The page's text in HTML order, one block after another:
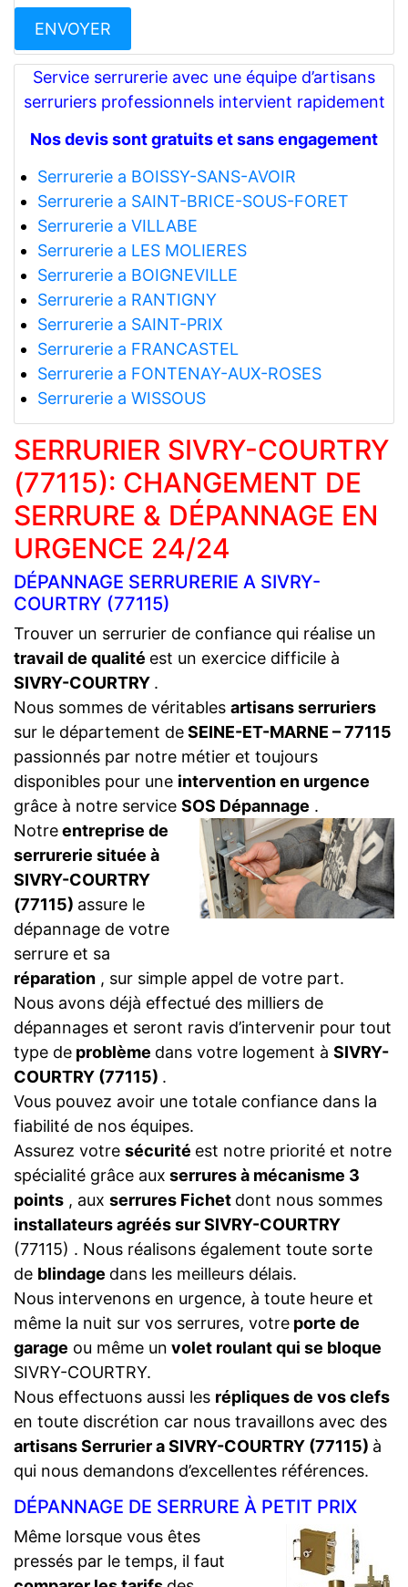
Service serrurerie avec une équipe d’artisans
serruriers professionnels intervient rapidement
Nos devis sont gratuits et sans engagement
Serrurerie a BOISSY-SANS-AVOIR
Serrurerie a SAINT-BRICE-SOUS-FORET
Serrurerie a VILLABE
Serrurerie a LES MOLIERES
Serrurerie a BOIGNEVILLE
Serrurerie a RANTIGNY
Serrurerie a SAINT-PRIX
Serrurerie a FRANCASTEL
Serrurerie a FONTENAY-AUX-ROSES
Serrurerie a WISSOUS
SERRURIER SIVRY-COURTRY
(77115): CHANGEMENT DE
SERRURE & DÉPANNAGE EN
URGENCE 24/24
DÉPANNAGE SERRURERIE A SIVRY-
COURTRY (77115)
Trouver un serrurier de confiance qui réalise un
travail de qualité est un exercice difficile à
SIVRY-COURTRY .
Nous sommes de véritables artisans serruriers
sur le département deSEINE-ET-MARNE – 77115
passionnés par notre métier et toujours
disponibles pour une intervention en urgence
grâce à notre service SOS Dépannage .
Notreentreprise de
serrurerie située à
SIVRY-COURTRY
(77115) assure le
dépannage de votre
serrure et sa
réparation , sur simple appel de votre part.
Nous avons déjà effectué des milliers de
dépannages et seront ravis d’intervenir pour tout
type de problème dans votre logement à SIVRY-
COURTRY (77115) .
Vous pouvez avoir une totale confiance dans la
fiabilité de nos équipes.
Assurez votre sécurité est notre priorité et notre
spécialité grâce aux serrures à mécanisme 3
points , aux serrures Fichet dont nous sommes
installateurs agréés sur SIVRY-COURTRY
(77115) . Nous réalisons également toute sorte
de blindage dans les meilleurs délais.
Nous intervenons en urgence, à toute heure et
même la nuit sur vos serrures, votre porte de
garage ou même un volet roulant qui se bloque
SIVRY-COURTRY.
Nous effectuons aussi les répliques de vos clefs
en toute discrétion car nous travaillons avec des
artisans Serrurier a SIVRY-COURTRY (77115) à
qui nous demandons d’excellentes références.
DÉPANNAGE DE SERRURE À PETIT PRIX
Même lorsque vous êtes
pressés par le temps, il faut